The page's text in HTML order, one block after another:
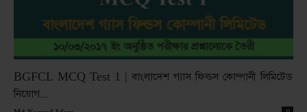
BGFCL MCQ Test 1 | বাংলাদেশ গ্যাস ফিল্ডস কোম্পানী লিমিটেড
নিয়োগ...